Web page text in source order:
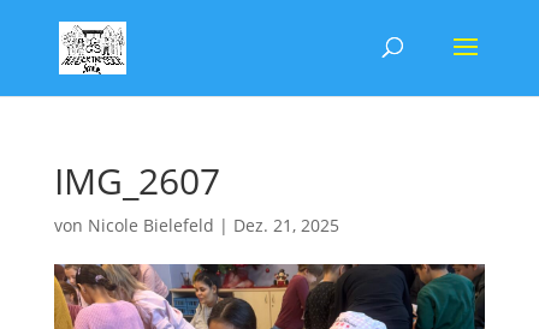
IMG_2607
von Nicole Bielefeld | Dez. 21, 2025